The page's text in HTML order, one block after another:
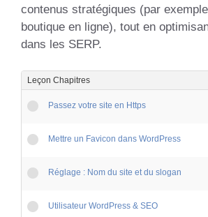
contenus stratégiques (par
boutique en ligne), tout en
dans les SERP.
Leçon Chapitres
Passez votre site en Https
Mettre un Favicon dans WordPress
Réglage : Nom du site et du slogan
Utilisateur WordPress & SEO